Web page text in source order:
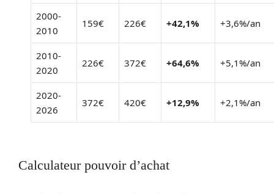
2000-
2010
159€ 226€ +42,1% +3,6%/an
2010-
2020
226€ 372€ +64,6% +5,1%/an
2020-
2026
372€ 420€ +12,9% +2,1%/an
Calculateur pouvoir d’achat